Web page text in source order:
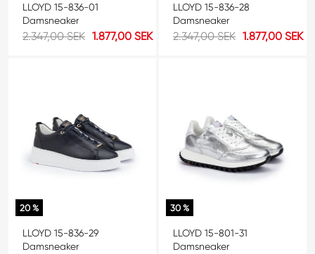
LLOYD 15-836-01
Damsneaker
2.347,00 SEK 1.877,00 SEK
LLOYD 15-836-28
Damsneaker
2.347,00 SEK 1.877,00 SEK
20 %
LLOYD 15-836-29
Damsneaker
30 %
LLOYD 15-801-31
Damsneaker